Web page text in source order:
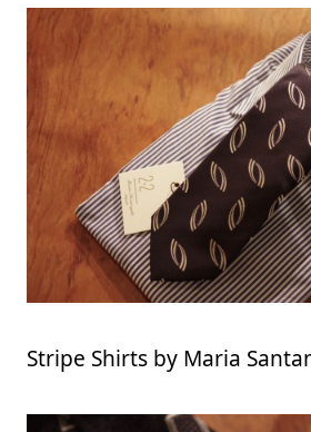
Stripe Shirts by Maria